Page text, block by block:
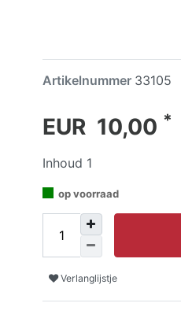
Artikelnummer 33105
EUR 10,00 *
Inhoud 1
op voorraad
Verlanglijstje